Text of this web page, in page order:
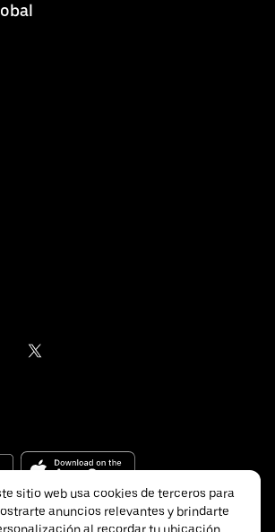
sitio web usa cookies de terceros para
anuncios relevantes y brindarte